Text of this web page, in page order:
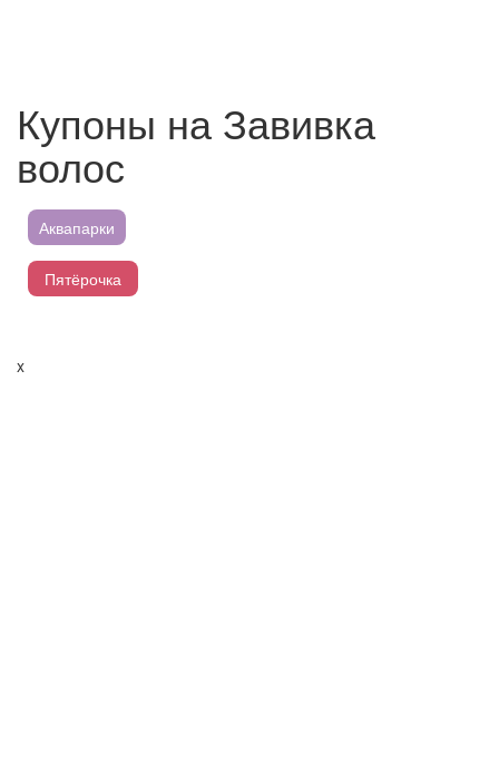
Купоны на Завивка
волос
Аквапарки
Пятёрочка
x